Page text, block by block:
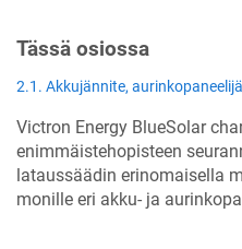
Tässä osiossa
2.1. Akkujännite,
Victron Energy BlueSolar
enimmäistehopisteen
lataussäädin erinomaisella
monille eri akku- ja